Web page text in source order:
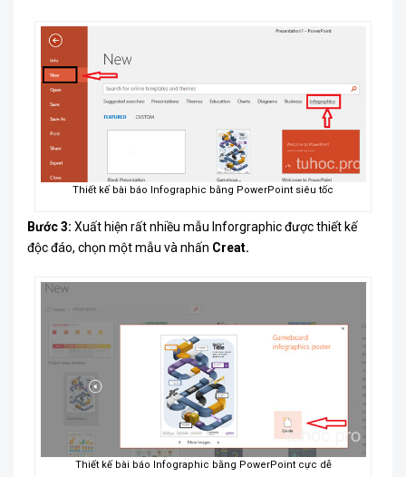
Thiết kế bài báo Infographic bằng PowerPoint siêu tốc
Bước 3: Xuất hiện rất nhiều mẫu Inforgraphic được thiết kế
độc đáo, chọn một mẫu và nhấn Creat.
Thiết kế bài báo Infographic bằng PowerPoint cực dễ